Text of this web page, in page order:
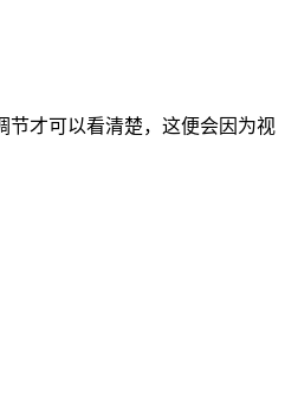
节才可以看清楚，这便会因为视